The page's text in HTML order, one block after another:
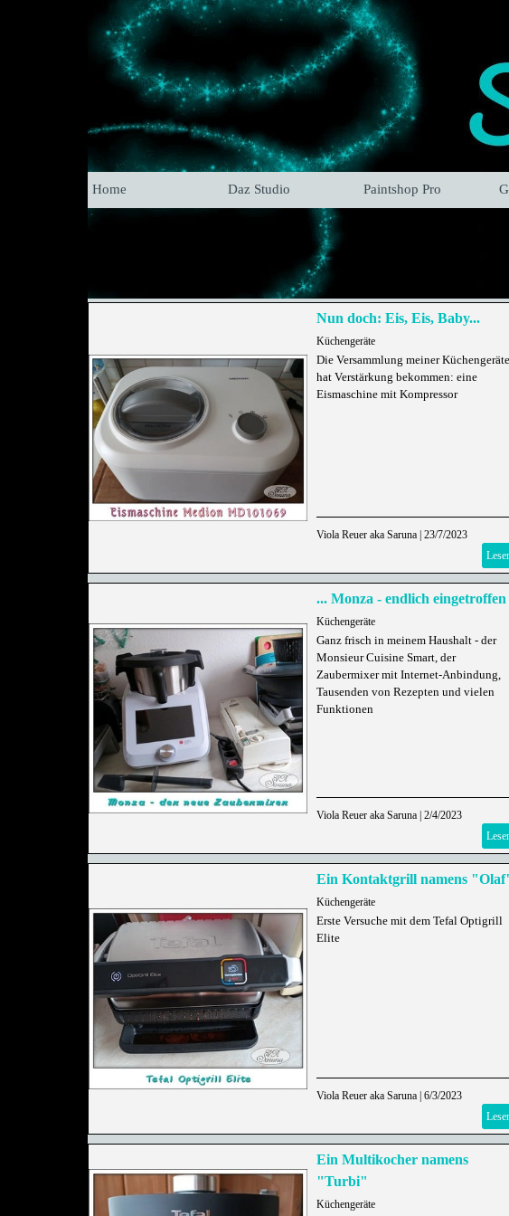
Home Daz Studio Paintshop Pro
Nun doch: Eis, Eis, Baby...
Küchengeräte
Die Versammlung meiner Küchengeräte
hat Verstärkung bekommen: eine
Eismaschine mit Kompressor
Viola Reuer aka Saruna| 23/7/2023
... Monza - endlich eingetroffen
Küchengeräte
Ganz frisch in meinem Haushalt - der
Monsieur Cuisine Smart, der
Zaubermixer mit Internet-Anbindung,
Tausenden von Rezepten und vielen
Funktionen
Viola Reuer aka Saruna| 2/4/2023
Ein Kontaktgrill namens
Küchengeräte
Erste Versuche mit dem Tefal Optigrill
Elite
Viola Reuer aka Saruna| 6/3/2023
Ein Multikocher namens
"Turbi"
Küchengeräte